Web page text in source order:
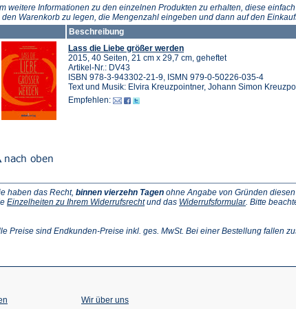
Tab)
Tab)
weitere Informationen zu den einzelnen Produkten zu erhalten, diese
den Warenkorb zu legen, die Mengenzahl eingeben und dann auf den
Beschreibung
Lass die Liebe größer werden
2015, 40 Seiten, 21 cm x 29,7 cm, geheftet
Artikel-Nr.: DV43
ISBN 978-3-943302-21-9, ISMN 979-0-50226-035-4
Text und Musik: Elvira Kreuzpointner, Johann Simon
Empfehlen:
haben das Recht, binnen vierzehn Tagen ohne Angabe von Gründen
Einzelheiten zu Ihrem Widerrufsrecht(Öffnet
neuen
und das Widerrufsformular(Öffnet
neuen
. Bitte
Preise sind Endkunden-Preise inkl. ges. MwSt. Bei einer Bestellung fallen
Wir über uns